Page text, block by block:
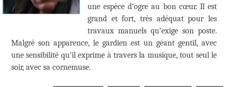
une espèce d’ogre au bon cœur. Il est
grand et fort, très adéquat pour les
travaux manuels qu’exige son poste.
Malgré son apparence, le gardien est un géant gentil, avec
une sensibilité qu’il exprime à travers la musique, tout seul le
soir, avec sa cornemuse.